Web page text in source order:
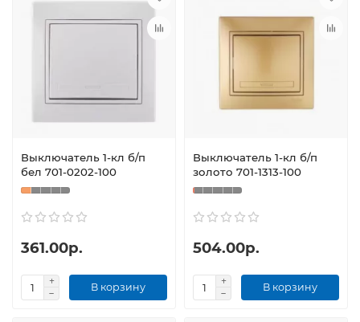
Выключатель 1-кл б/п
бел 701-0202-100
361.00р.
В корзину
Выключатель 1-кл б/п
золото 701-1313-100
504.00р.
В корзину